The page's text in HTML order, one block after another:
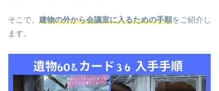
そこで、 建物の外から会議室に入るための手順をご紹介し
ます。